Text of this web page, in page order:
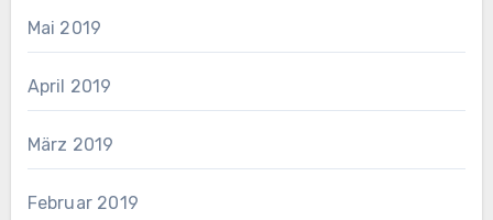
Mai 2019
April 2019
März 2019
Februar 2019